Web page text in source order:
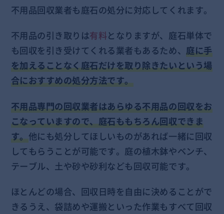
不用品回収業者も庭石の処分に対応してくれます。
不用品の引き取りは有料となりますが、庭石単体で
も回収を引き受けてくれる業者もあるため、庭に手
を加えることなく庭石だけを取り除きたいという場
合におすすめの処分方法です。
不用品専門の回収業者はあらゆる不用品の回収をお
こなっていますので、庭石ももちろん回収できま
す。他にも処分してほしいものがあれば一緒に回収
してもらうことが可能です。庭の植木鉢やベンチ、
テーブル、土や砂や砂利なども回収可能です。
ほとんどの場合、回収日時を自由に決めることがで
きるうえ、袋詰めや運搬といった作業もすべて回収